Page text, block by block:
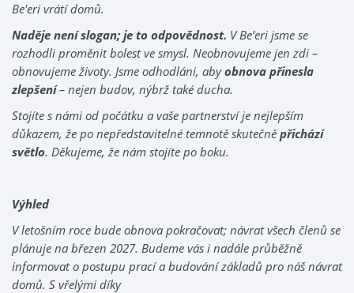
Be'eri vrátí domů.
Naděje není slogan; je to odpovědnost. V Be’eri jsme se
rozhodli proměnit bolest ve smysl. Neobnovujeme jen zdi –
obnovujeme životy. Jsme odhodláni, abyobnova přinesla
zlepšení– nejen budov, nýbrž také ducha.
Stojíte s námi od počátku a vaše partnerství je nejlepším
důkazem, že po nepředstavitelné temnotě skutečněpřichází
světlo. Děkujeme, že nám stojíte po boku.
Výhled
V letošním roce bude obnova pokračovat; návrat všech členů se
plánuje na březen 2027. Budeme vás i nadále průběžně
informovat o postupu prací a budování základů pro náš návrat
domů. S vřelými díky